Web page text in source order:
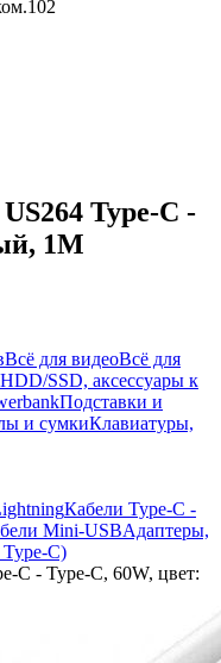
Type-C -
1M
Всё для видеоВсё для
SSD, аксессуары к
Подставки и
и сумкиКлавиатуры,
Кабели Type-C -
Mini-USBАдаптеры,
C)
C - Type-C, 60W, цвет: